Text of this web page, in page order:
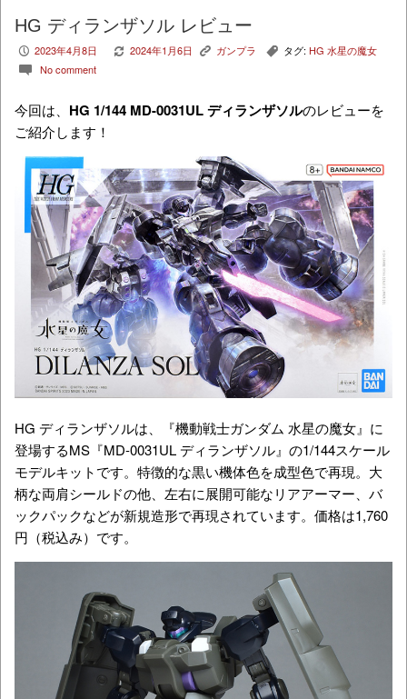
HG ディランザソル レビュー
P 2023年4月8日 V 2024年1月6日 K ガンプラ , タグ: HG 水星の魔女
c No comment
今回は、 HG 1/144 MD-0031UL ディランザソルのレビューを
ご紹介します！
HG ディランザソルは、『機動戦士ガンダム 水星の魔女』に
登場するMS『MD-0031UL ディランザソル』の1/144スケール
モデルキットです。特徴的な黒い機体色を成型色で再現。大
柄な両肩シールドの他、左右に展開可能なリアアーマー、バ
ックパックなどが新規造形で再現されています。価格は1,760
円（税込み）です。